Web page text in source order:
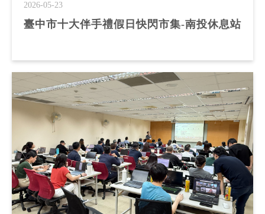
2026-05-23
臺中市十大伴手禮假日快閃市集-南投休息站